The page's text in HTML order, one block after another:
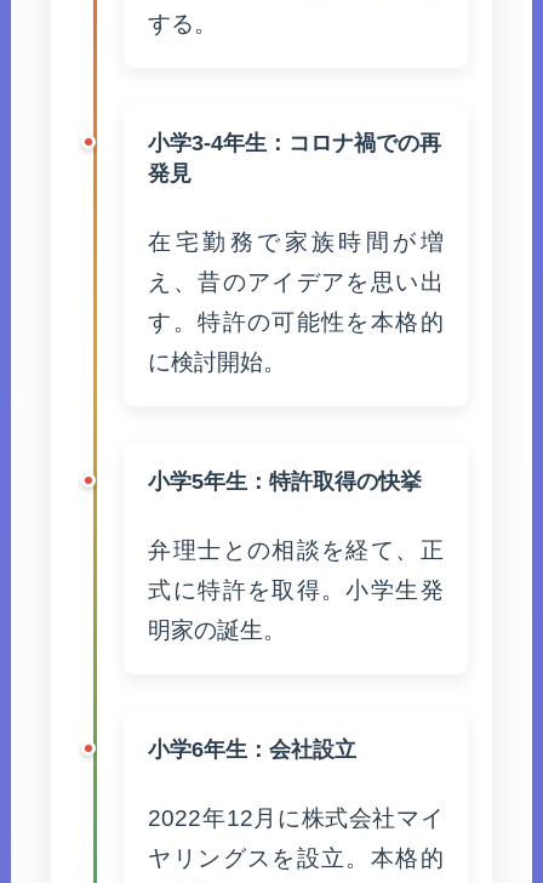
する。
小学3-4年生：コロナ禍での再
発見
在宅勤務で家族時間が増
え、昔のアイデアを思い出
す。特許の可能性を本格的
に検討開始。
小学5年生：特許取得の快挙
弁理士との相談を経て、正
式に特許を取得。小学生発
明家の誕生。
小学6年生：会社設立
2022年12月に株式会社マイ
ヤリングスを設立。本格的